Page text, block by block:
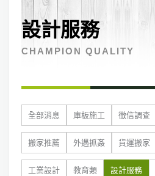
設計服務
CHAMPION QUALITY
全部消息 庫板施工 徵信調查
搬家推薦 外遇抓姦 貨運搬家
工業設計 教育類 設計服務